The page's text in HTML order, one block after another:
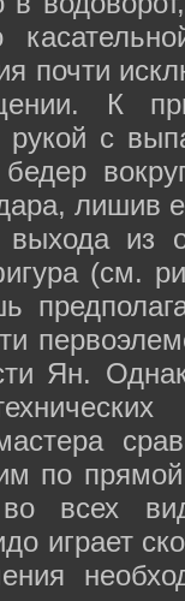
почти
К
с
бедер
лишив
выхода из
(см.
Ян.
по
всех
играет